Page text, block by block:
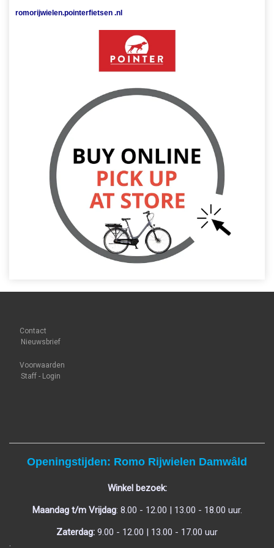
romorijwielen.pointerfietsen .nl
Contact
Nieuwsbrief
Voorwaarden
Staff - Login
Openingstijden: Romo Rijwielen Damwâld
Winkel bezoek:
Maandag t/m Vrijdag: 8.00 - 12.00 | 13.00 - 18.00 uur.
Zaterdag: 9.00 - 12.00 | 13.00 - 17.00 uur
.